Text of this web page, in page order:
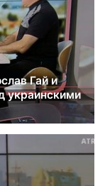
Гай и
украинскими
РФ и